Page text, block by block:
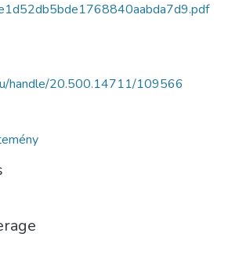
handle/20.500.14711/109566